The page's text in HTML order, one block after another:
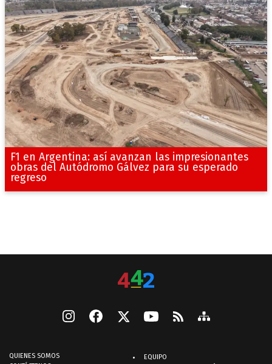
F1 en Argentina: así avanzan las impresionantes
obras del Autódromo Gálvez para su esperado
regreso
QUIENES SOMOS
EQUIPO